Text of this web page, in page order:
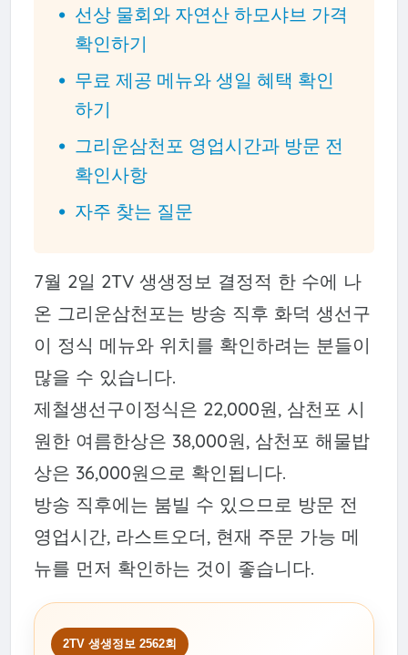
선상 물회와 자연산 하모샤브 가격
확인하기
무료 제공 메뉴와 생일 혜택 확인
하기
그리운삼천포 영업시간과 방문 전
확인사항
자주 찾는 질문
7월 2일 2TV 생생정보 결정적 한 수에 나
온 그리운삼천포는 방송 직후 화덕 생선구
이 정식 메뉴와 위치를 확인하려는 분들이
많을 수 있습니다.
제철생선구이정식은 22,000원, 삼천포 시
원한 여름한상은 38,000원, 삼천포 해물밥
상은 36,000원으로 확인됩니다.
방송 직후에는 붐빌 수 있으므로 방문 전
영업시간, 라스트오더, 현재 주문 가능 메
뉴를 먼저 확인하는 것이 좋습니다.
2TV 생생정보 2562회